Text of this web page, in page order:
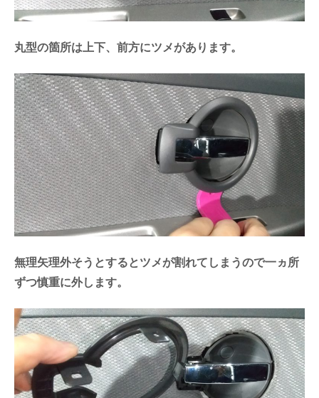
丸型の箇所は上下、前方にツメがあります。
無理矢理外そうとするとツメが割れてしまうので一ヵ所
ずつ慎重に外します。